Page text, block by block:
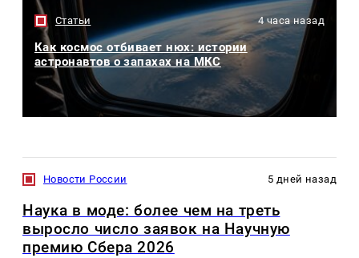
Статьи 4 часа назад
Как космос отбивает нюх: истории
астронавтов о запахах на МКС
Новости России 5 дней назад
Наука в моде: более чем на треть
выросло число заявок на Научную
премию Сбера 2026